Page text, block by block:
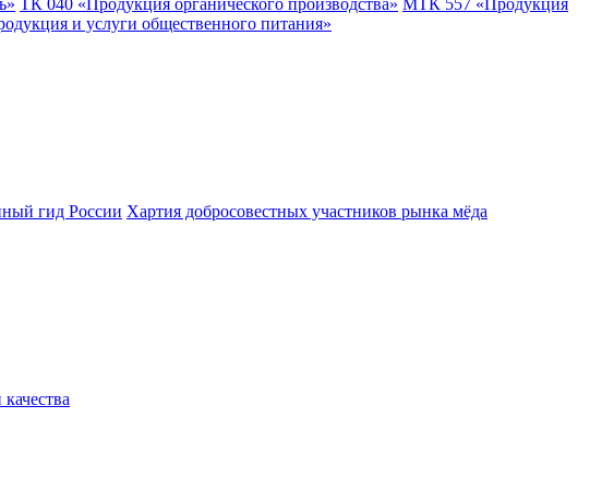
ТК 040 «Продукция органического производства» МТК 557 «Продукция
и услуги общественного питания»
гид России Хартия добросовестных участников рынка мёда